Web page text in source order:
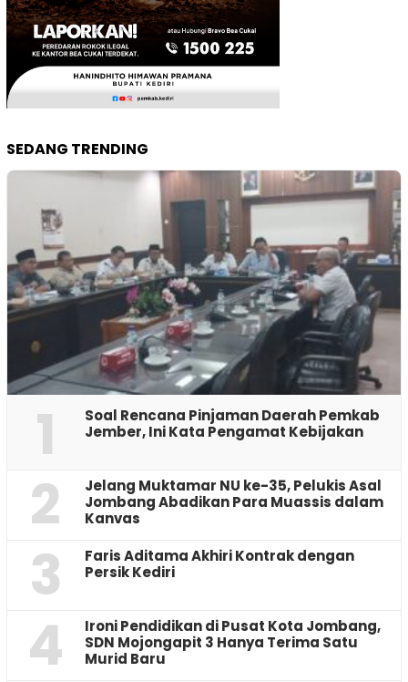
SEDANG TRENDING
1
‎Soal Rencana Pinjaman Daerah Pemkab
Jember, Ini Kata Pengamat Kebijakan ‎
2
Jelang Muktamar NU ke-35, Pelukis Asal
Jombang Abadikan Para Muassis dalam
Kanvas
3
Faris Aditama Akhiri Kontrak dengan
Persik Kediri
4
Ironi Pendidikan di Pusat Kota Jombang,
SDN Mojongapit 3 Hanya Terima Satu
Murid Baru